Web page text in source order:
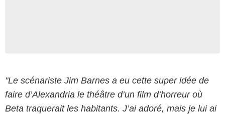
"Le scénariste Jim Barnes a eu cette super idée de
faire d’Alexandria le théâtre d’un film d’horreur où
Beta traquerait les habitants. J’ai adoré, mais je lui ai